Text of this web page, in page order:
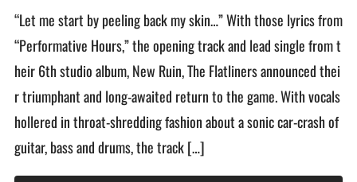
“Let me start by peeling back my skin…” With those lyrics from
“Performative Hours,” the opening track and lead single from t
heir 6th studio album, New Ruin, The Flatliners announced thei
r triumphant and long-awaited return to the game. With vocals
hollered in throat-shredding fashion about a sonic car-crash of
guitar, bass and drums, the track […]